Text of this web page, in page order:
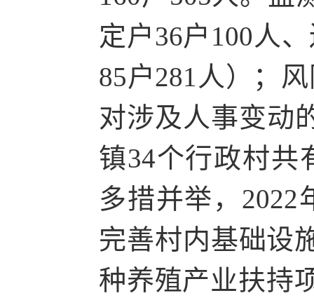
定户36户100人
85户281人）；
对涉及人事变动
镇34个行政村共
多措并举，
完善村内基础设
种养殖产业扶持